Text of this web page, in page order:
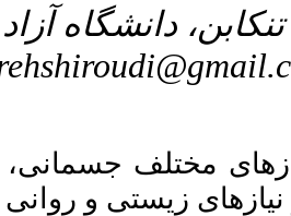
عقلانی و
و شناخت
RefWorks
RefWorks